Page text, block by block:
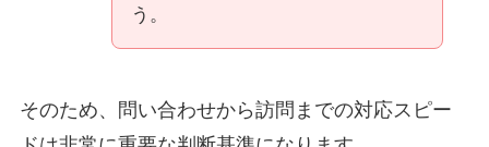
う。
そのため、問い合わせから訪問までの対応スピー